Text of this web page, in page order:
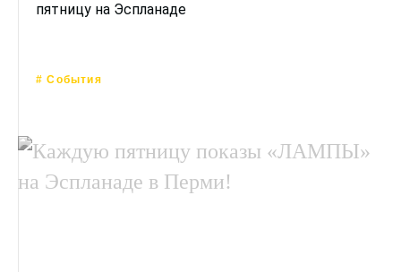
пятницу на Эспланаде
# События